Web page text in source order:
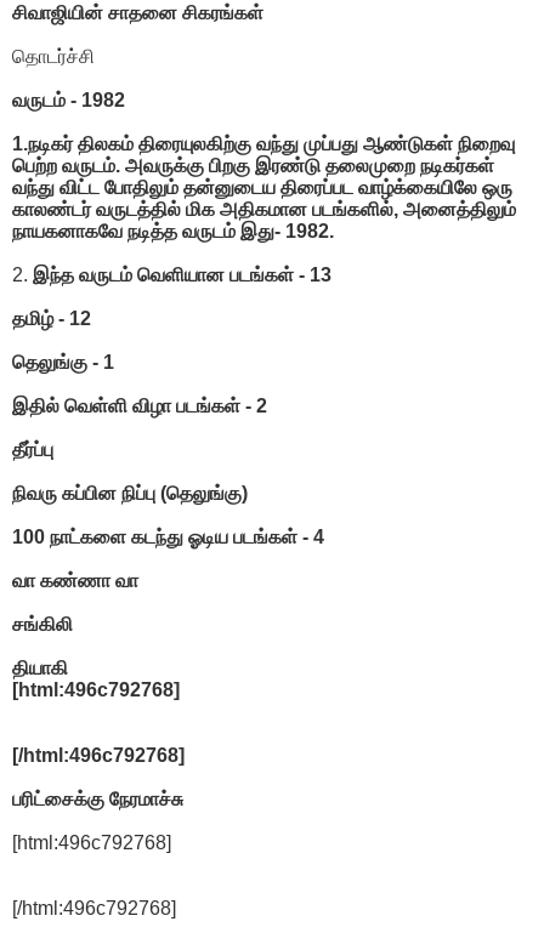
சிவாஜியின் சாதனை சிகரங்கள்
தொடர்ச்சி
வருடம் - 1982
1.நடிகர் திலகம் திரையுலகிற்கு வந்து முப்பது ஆண்டுகள் நிறைவு
பெற்ற வருடம். அவருக்கு பிறகு இரண்டு தலைமுறை நடிகர்கள்
வந்து விட்ட போதிலும் தன்னுடைய திரைப்பட வாழ்க்கையிலே ஒரு
காலண்டர் வருடத்தில் மிக அதிகமான படங்களில், அனைத்திலும்
நாயகனாகவே நடித்த வருடம் இது- 1982.
2. இந்த வருடம் வெளியான படங்கள் - 13
தமிழ் - 12
தெலுங்கு - 1
இதில் வெள்ளி விழா படங்கள் - 2
தீர்ப்பு
நிவரு கப்பின நிப்பு (தெலுங்கு)
100 நாட்களை கடந்து ஓடிய படங்கள் - 4
வா கண்ணா வா
சங்கிலி
தியாகி
[html:496c792768]
[/html:496c792768]
பரிட்சைக்கு நேரமாச்சு
[html:496c792768]
[/html:496c792768]